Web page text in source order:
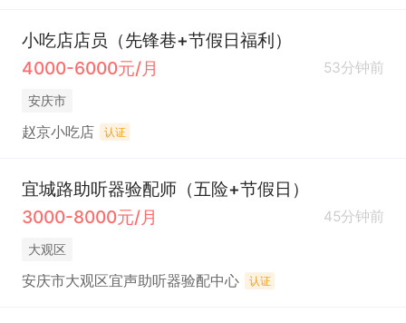
小吃店店员（先锋巷+节假日福利）
4000-6000元/月
53分钟前
安庆市
赵京小吃店 认证
宜城路助听器验配师（五险+节假日）
3000-8000元/月
45分钟前
大观区
安庆市大观区宜声助听器验配中心 认证